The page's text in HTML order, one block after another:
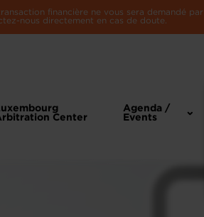
financière ne vous sera demandé
nous directement en cas de doute.
Center
Agenda /
Events